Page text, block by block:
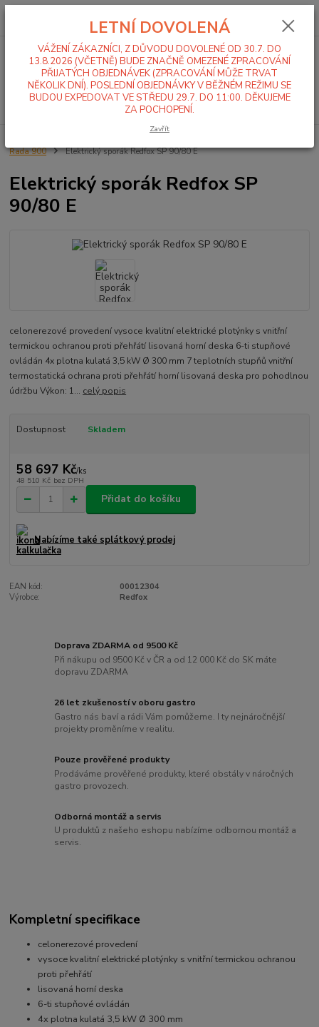
Menu
Hledat
0,00 Kč
Řada 900
Elektrický sporák Redfox SP 90/80 E
Elektrický sporák Redfox SP
90/80 E
celonerezové provedení vysoce kvalitní elektrické plotýnky s vnitřní
termickou ochranou proti přehřátí lisovaná horní deska 6-ti stupňové
ovládán 4x plotna kulatá 3,5 kW Ø 300 mm 7 teplotních stupňů vnitřní
termostatická ochrana proti přehřátí horní lisovaná deska pro pohodlnou
údržbu Výkon: 1... celý popis
Dostupnost Skladem
58 697 Kč/ks
48 510 Kč bez DPH
Přidat do košíku
Nabízíme také splátkový prodej
EAN kód:
00012304
Výrobce:
Redfox
Doprava ZDARMA od 9500 Kč
Při nákupu od 9500 Kč v ČR a od 12 000 Kč do SK máte
dopravu ZDARMA
26 let zkušeností v oboru gastro
Gastro nás baví a rádi Vám pomůžeme. I ty nejnáročnější
projekty proměníme v realitu.
Pouze prověřené produkty
Prodáváme prověřené produkty, které obstály v náročných
gastro provozech.
Odborná montáž a servis
U produktů z našeho eshopu nabízíme odbornou montáž a
servis.
Kompletní specifikace
celonerezové provedení
vysoce kvalitní elektrické plotýnky s vnitřní termickou ochranou
proti přehřátí
lisovaná horní deska
6-ti stupňové ovládán
4x plotna kulatá 3,5 kW Ø 300 mm
LETNÍ DOVOLENÁ
VÁŽENÍ ZÁKAZNÍCI, Z DŮVODU DOVOLENÉ OD 30.7. DO
13.8.2026 (VČETNĚ) BUDE ZNAČNĚ OMEZENÉ ZPRACOVÁNÍ
PŘIJATÝCH OBJEDNÁVEK (ZPRACOVÁNÍ MŮŽE TRVAT
NĚKOLIK DNÍ). POSLEDNÍ OBJEDNÁVKY V BĚŽNÉM REŽIMU SE
BUDOU EXPEDOVAT VE STŘEDU 29.7. DO 11:00. DĚKUJEME
ZA POCHOPENÍ.
Zavřít